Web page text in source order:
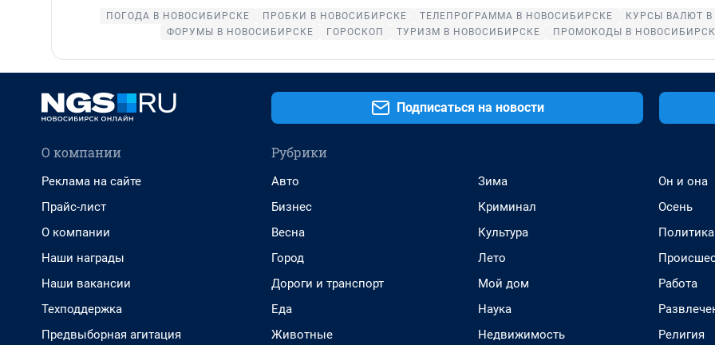
ПОГОДА В НОВОСИБИРСКЕ ПРОБКИ В НОВОСИБИРСКЕ ТЕЛЕПРОГРАММА В НОВОСИБИРСКЕ КУРСЫ ВАЛЮТ
ФОРУМЫ В НОВОСИБИРСКЕ
ГОРОСКОП ТУРИЗМ В НОВОСИБИРСКЕ ПРОМОКОДЫ В
Подписаться на новости
О компании
Реклама на сайте
Прайс-лист
О компании
Наши награды
Наши вакансии
Техподдержка
Предвыборная агитация
Рубрики
Авто
Бизнес
Весна
Город
Дороги и транспорт
Еда
Животные
Зима
Криминал
Культура
Лето
Мой дом
Наука
Недвижимость
Он и она
Осень
Политика
Работа
Религия